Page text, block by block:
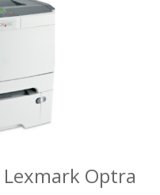
Lexmark Optra